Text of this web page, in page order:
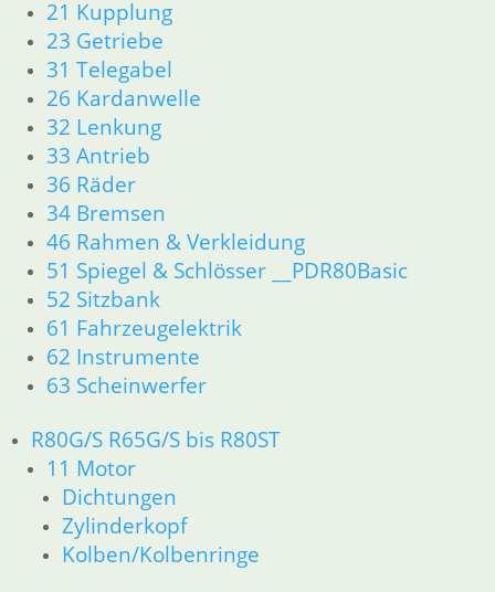
21 Kupplung
23 Getriebe
31 Telegabel
26 Kardanwelle
32 Lenkung
33 Antrieb
36 Räder
34 Bremsen
46 Rahmen & Verkleidung
51 Spiegel & Schlösser __PDR80Basic
52 Sitzbank
61 Fahrzeugelektrik
62 Instrumente
63 Scheinwerfer
R80G/S R65G/S bis R80ST
11 Motor
Dichtungen
Zylinderkopf
Kolben/Kolbenringe
52 Sitzbank
61 Fahrzeugelektrik
62 Instrumente
63 Scheinwerfer
R80G/S R65G/S bis R80ST
11 Motor
Dichtungen
Zylinderkopf
Kolben/Kolbenringe
12 Motorelektrik
16 Tank
18 Auspuff
13 Vergaser
21 Kupplung
23 Getriebe
31 Telegabel
32 Lenkung
33 Antrieb
34 Bremsen
36 Räder
46 Rahmen & Verkleidung